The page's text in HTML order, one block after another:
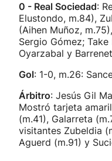
0 - Real Sociedad:
Elustondo, m.84),
(Aihen Muñoz,
Sergio Gómez;
Oyarzabal y
Gol: 1-0, m.26:
Árbitro: Jesús Gil
Mostró tarjeta
(m.41), Galarreta
visitantes Zubeldia
Aguerd (m.91) y